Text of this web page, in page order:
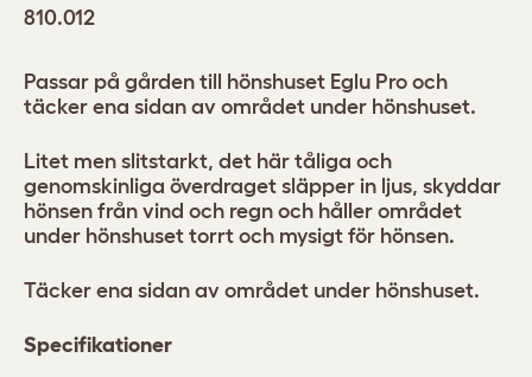
810.012
Passar på gården till hönshuset Eglu Pro och
täcker ena sidan av området under hönshuset.
Litet men slitstarkt, det här tåliga och
genomskinliga överdraget släpper in ljus, skyddar
hönsen från vind och regn och håller området
under hönshuset torrt och mysigt för hönsen.
Täcker ena sidan av området under hönshuset.
Specifikationer